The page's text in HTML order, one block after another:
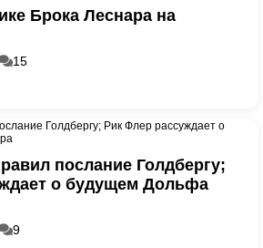
Брока Леснара на
15
послание Голдбергу;
о будущем Дольфа
9